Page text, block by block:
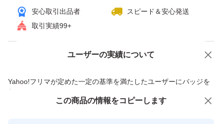
ケーキ作りして、上からパラパラしたら、とっても美味し
かったです〜
どうぞ、宜しくお願い致します
安心取引出品者
スピード＆安心発送
取引実績99+
ユーザーの実績について
Yahoo!フリマが定めた一定の基準を満たしたユーザーにバッジを
付与しています
価格の相談 商品への質問
この商品の情報をコピーします
この商品をみている人にオススメ